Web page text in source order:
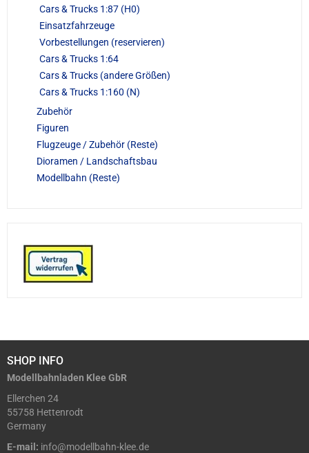
Cars & Trucks 1:87 (H0)
Einsatzfahrzeuge
Vorbestellungen (reservieren)
Cars & Trucks 1:64
Cars & Trucks (andere Größen)
Cars & Trucks 1:160 (N)
Zubehör
Figuren
Flugzeuge / Zubehör (Reste)
Dioramen / Landschaftsbau
Modellbahn (Reste)
SHOP INFO
Modellbahnladen Klee GbR
Ellerchen 24
55758 Hettenrodt
Germany
E-mail: info@modellbahn-klee.de